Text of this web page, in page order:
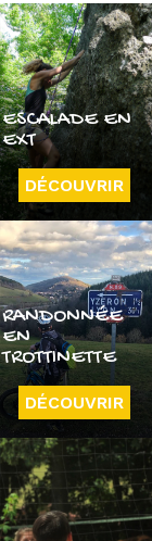
ESCALADE EN
EXT
DÉCOUVRIR
RANDONNÉE
EN
TROTTINETTE
DÉCOUVRIR